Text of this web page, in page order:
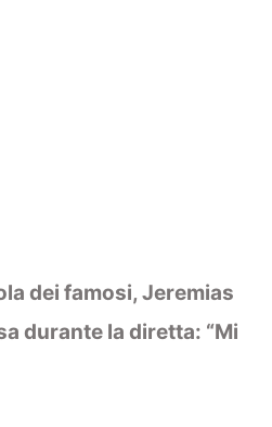
dei famosi, Jeremias
durante la diretta: “Mi